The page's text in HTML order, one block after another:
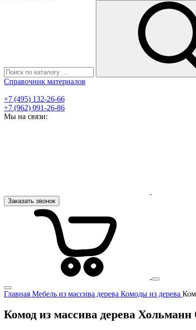
Справочник материалов
+7 (495) 132-26-66
+7 (962) 091-26-86
Мы на связи:
Заказать звонок
Главная Мебель из массива дерева Комоды из дерева
Комод из массива дерева Хольманн